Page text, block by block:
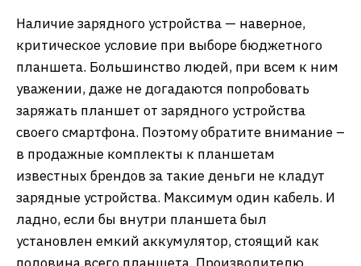
Наличие зарядного устройства — наверное,
критическое условие при выборе бюджетного
планшета. Большинство людей, при всем к ним
уважении, даже не догадаются попробовать
заряжать планшет от зарядного устройства
своего смартфона. Поэтому обратите внимание –
в продажные комплекты к планшетам
известных брендов за такие деньги не кладут
зарядные устройства. Максимум один кабель. И
ладно, если бы внутри планшета был
установлен емкий аккумулятор, стоящий как